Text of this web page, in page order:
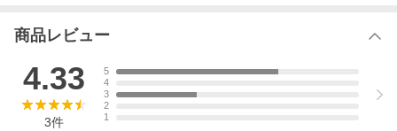
立ち上がりや移乗もスムーズ。
シルエットがスマートなので、ぴったりのズボンも選べます。
●大きいパッドと使いやすい 簡単キレイ装着
商品レビュー
4.33
3件
5
4
3
2
1